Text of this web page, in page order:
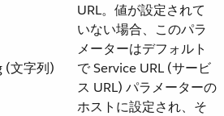
(文字列)
URL。値が設定されて
いない場合、このパラ
メーターはデフォルト
で Service URL (サービ
ス URL) パラメーターの
ホストに設定され、そ